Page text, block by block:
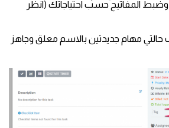
المفاتيح حسب احتياجاتك (انظر
مهام جديدتين بالاسم معلق وجاهز